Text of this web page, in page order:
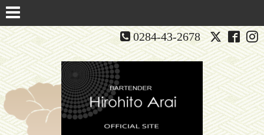
0284-43-2678